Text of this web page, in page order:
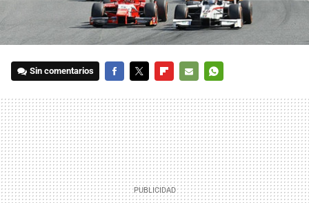
Sin comentarios
MAIL